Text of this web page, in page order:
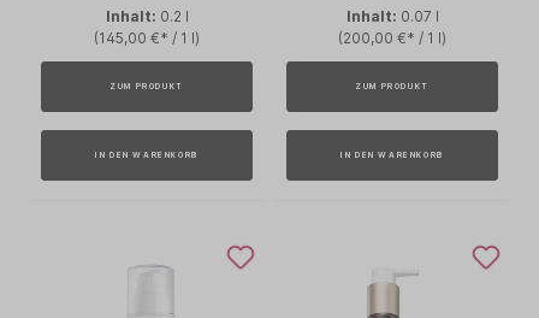
Inhalt: 0.2 l
(145,00 €* / 1 l)
ZUM PRODUKT
IN DEN WARENKORB
Inhalt: 0.07 l
(200,00 €* / 1 l)
ZUM PRODUKT
IN DEN WARENKORB